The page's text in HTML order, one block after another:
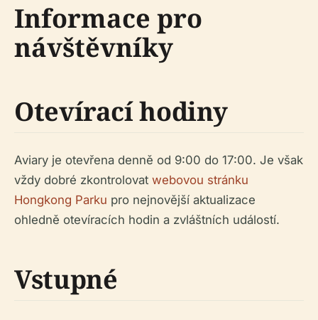
Informace pro
návštěvníky
Otevírací hodiny
Aviary je otevřena denně od 9:00 do 17:00. Je však
vždy dobré zkontrolovat webovou stránku
Hongkong Parku pro nejnovější aktualizace
ohledně otevíracích hodin a zvláštních událostí.
Vstupné